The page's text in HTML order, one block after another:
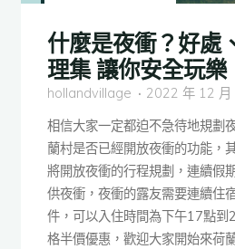
什麼是夜衝？好處
理集 讓你安全玩樂
hollandvillage
2022 年 12 月
相信大家一定都迫不急待地規劃
蘭村是否已經開放夜衝的功能，
將開放夜衝的行程規劃，連續假
供夜衝，夜衝的露友需要連續住
件，可以入住時間為下午17點到
格半價優惠，歡迎大家開始來荷